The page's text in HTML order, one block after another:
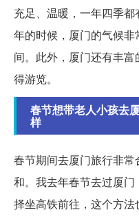
充足、温暖，一年四季
年的时候，厦门的气候
间。此外，厦门还有丰
得游览。
春节想带老人小孩去
样
春节期间去厦门旅行非
和。我去年春节去过厦
择坐高铁前往，这个方